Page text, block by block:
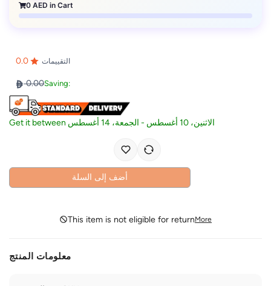
0 AED in Cart
0.0 التقييمات
0.00Saving:
Get it between الاثنين، 10 أغسطس - الجمعة، 14 أغسطس
أضف إلى السلة
This item is not eligible for returnMore
معلومات المنتج